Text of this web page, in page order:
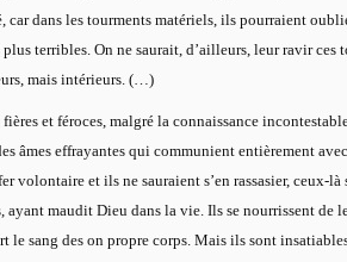
car dans les tourments matériels, ils pourraient
terribles. On ne saurait, d’ailleurs, leur ravir ces
mais intérieurs. (…)
et féroces, malgré la connaissance
âmes effrayantes qui communient entièrement
volontaire et ils ne sauraient s’en rassasier, ceux-
ayant maudit Dieu dans la vie. Ils se nourrissent de
le sang des on propre corps. Mais ils sont